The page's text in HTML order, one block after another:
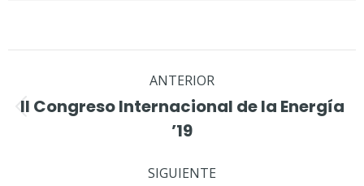
entre
publicaciones
ANTERIOR
Publicación
anterior:
II Congreso Internacional de la Energía
’19
SIGUIENTE